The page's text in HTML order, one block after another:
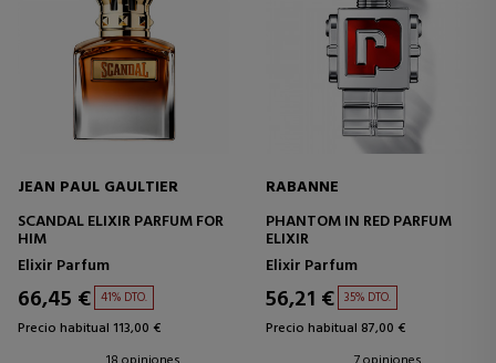
JEAN PAUL GAULTIER
SCANDAL ELIXIR PARFUM FOR
HIM
Elixir Parfum
66,45 € 41% DTO.
Precio habitual 113,00 €
RABANNE
PHANTOM IN RED PARFUM
ELIXIR
Elixir Parfum
56,21 € 35% DTO.
Precio habitual 87,00 €